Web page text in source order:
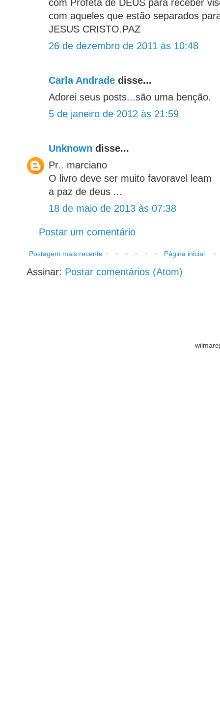
com Profeta de DEUS para receber
com aqueles que estão separados
JESUS CRISTO.PAZ
26 de dezembro de 2011 às 10:48
Carla Andrade disse...
Adorei seus posts...são uma benção.
5 de janeiro de 2012 às 21:59
Unknown disse...
Pr.. marciano
O livro deve ser muito favoravel leam
a paz de deus ...
18 de maio de 2013 às 07:38
Postar um comentário
Postagem mais recente Página inicial
Assinar: Postar comentários (Atom)